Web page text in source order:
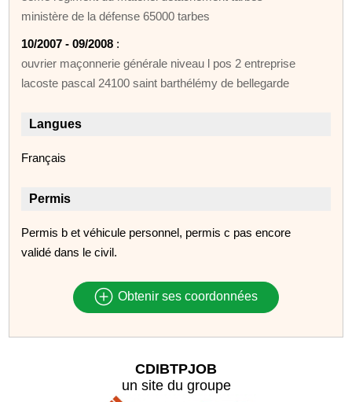
ministère de la défense 65000 tarbes
10/2007 - 09/2008 :
ouvrier maçonnerie générale niveau l pos 2 entreprise
lacoste pascal 24100 saint barthélémy de bellegarde
Langues
Français
Permis
Permis b et véhicule personnel, permis c pas encore
validé dans le civil.
Obtenir ses coordonnées
CDIBTPJOB
un site du groupe